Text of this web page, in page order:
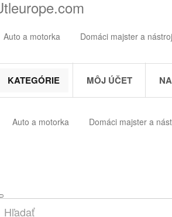
Auto a motorka Domáci majster a
KATEGÓRIE MÔJ ÚČET
Auto a motorka Domáci majster a